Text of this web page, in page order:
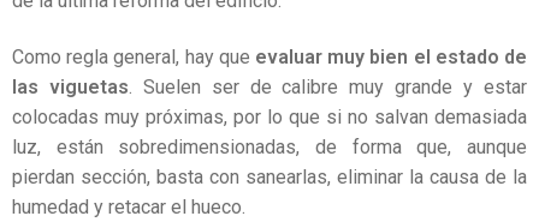
Como regla general, hay que evaluar muy bien el estado de
las viguetas. Suelen ser de calibre muy grande y estar
colocadas muy próximas, por lo que si no salvan demasiada
luz, están sobredimensionadas, de forma que, aunque
pierdan sección, basta con sanearlas, eliminar la causa de la
humedad y retacar el hueco.